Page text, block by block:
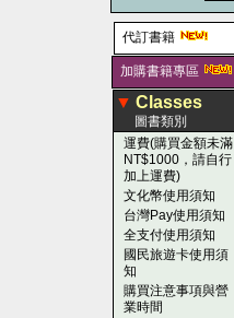
代訂書籍
加購書籍專區
▼ Classes
圖書類別
運費(購買金額未滿
NT$1000，請自行
加上運費)
文化幣使用須知
台灣Pay使用須知
全支付使用須知
國民旅遊卡使用須
知
購買注意事項與營
業時間